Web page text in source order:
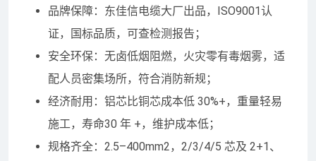
品牌保障：东佳信电缆大厂出品，ISO9001认
证，国标品质，可查检测报告；
安全环保：无卤低烟阻燃，火灾零有毒烟雾，适
配人员密集场所，符合消防新规；
经济耐用：铝芯比铜芯成本低 30%+，重量轻易
施工，寿命30 年 +，维护成本低；
规格齐全：2.5–400mm2，2/3/4/5 芯及 2+1、